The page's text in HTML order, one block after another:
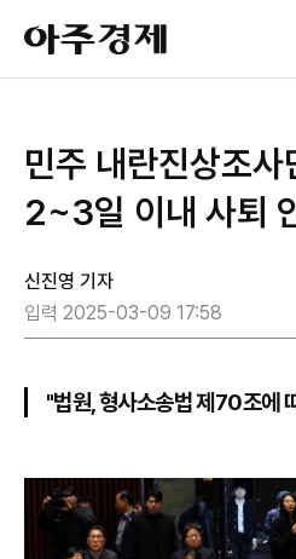
아
주
경
민주 내란진상조
2~3일 이내 사퇴
신진영 기자
입력 2025-03-09 17:58
"법원, 형사소송법 제70조에